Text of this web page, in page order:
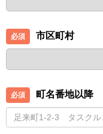
市区町村
町名番地以降